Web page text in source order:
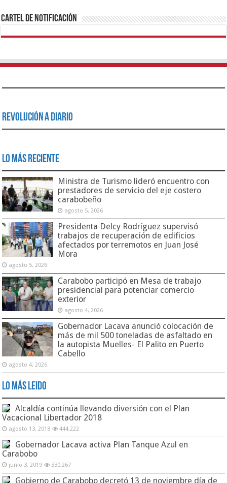
Cartel de Notificación
Revolución a Diario
Lo Más Reciente
Ministra de Turismo lideró encuentro con
prestadores de servicio del eje costero
carabobeño
agosto 5, 2026
Presidenta Delcy Rodríguez supervisó
trabajos de recuperación de edificios
afectados por terremotos en Juan José
Mora
agosto 5, 2026
Carabobo participó en Mesa de trabajo
presidencial para potenciar comercio
exterior
agosto 4, 2026
Gobernador Lacava anunció colocación de
más de mil 500 toneladas de asfaltado en
la autopista Muelles- El Palito en Puerto
Cabello
agosto 4, 2026
Lo Más Leido
Alcaldía continúa llevando diversión con el Plan
Vacacional Libertador 2018
agosto 13, 2018 444,222
Gobernador Lacava activa Plan Tanque Azul en
Carabobo
junio 3, 2019 330,267
Gobierno de Carabobo decretó 13 de noviembre día de